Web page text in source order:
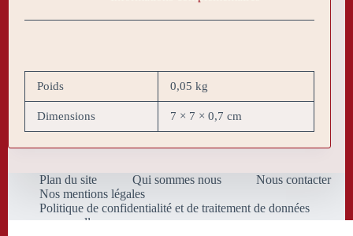
Poids 0,05 kg
Dimensions 7 × 7 × 0,7 cm
Plan du site Qui sommes nous
Nous contacter
Nos mentions légales
Politique de confidentialité et de traitement de données
personnelles